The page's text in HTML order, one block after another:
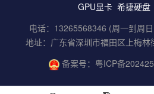
GPU显卡 希捷硬盘
电话：13265568346 (周一到周
地址：广东省深圳市福田区上梅
备案号： 粤ICP备